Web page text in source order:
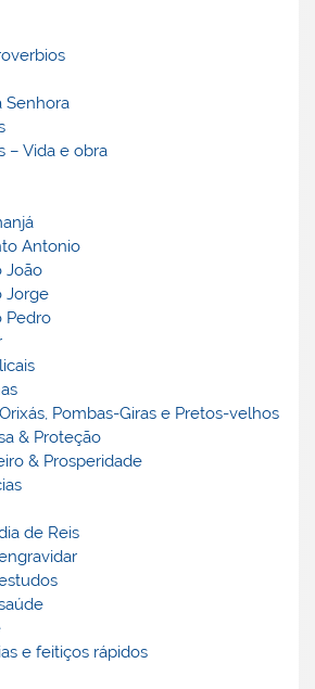
Senhora
– Vida e obra
Antonio
João
Jorge
Pedro
Pombas-Giras e Pretos-velhos
& Proteção
& Prosperidade
de Reis
e feitiços rápidos